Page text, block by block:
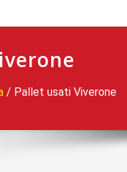
/ Pallet usati Viverone